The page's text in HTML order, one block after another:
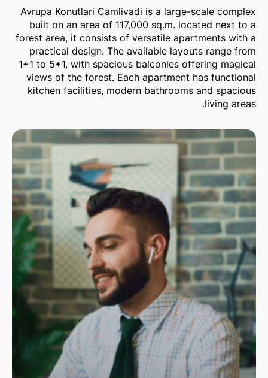
Avrupa Konutlari Camlivadi is a large-scale complex
built on an area of 117,000 sq.m. located next to a
forest area, it consists of versatile apartments with a
practical design. The available layouts range from
1+1 to 5+1, with spacious balconies offering magical
views of the forest. Each apartment has functional
kitchen facilities, modern bathrooms and spacious
living areas.